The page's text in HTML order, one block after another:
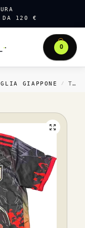
DA 120 €
0
GIAPPONE / THAILANDIA SPECIALE MAGLIA GIAPPONE 2026 NERO II ROSSO